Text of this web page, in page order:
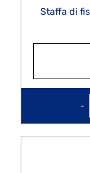
Staffa di